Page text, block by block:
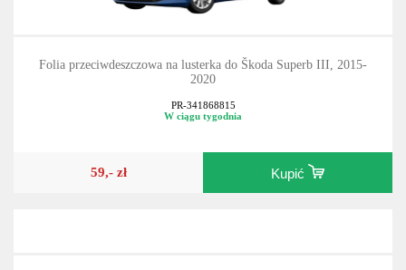
Folia przeciwdeszczowa na lusterka do Škoda Superb III, 2015-
2020
PR-341868815
W ciągu tygodnia
59,- zł Kupić